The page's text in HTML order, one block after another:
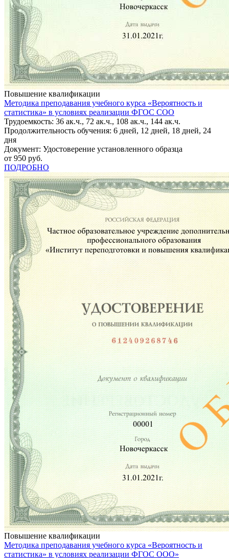
Повышение квалификации
Методика преподавания учебного курса «Вероятность и
статистика» в условиях реализации ФГОС СОО
Трудоемкость: 36 ак.ч., 72 ак.ч., 108 ак.ч., 144 ак.ч.
Продолжительность обучения: 6 дней, 12 дней, 18 дней, 24
дня
Документ: Удостоверение установленного образца
от 950 руб.
ПОДРОБНО
Повышение квалификации
Методика преподавания учебного курса «Вероятность и
статистика» в условиях реализации ФГОС ООО»